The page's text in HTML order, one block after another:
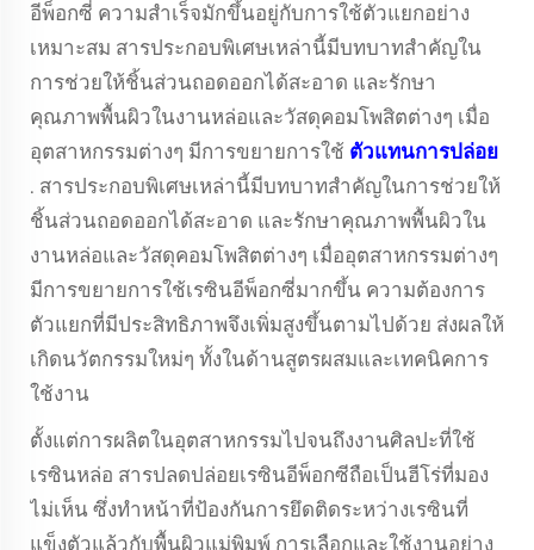
อีพ็อกซี่ ความสำเร็จมักขึ้นอยู่กับการใช้ตัวแยกอย่าง
เหมาะสม สารประกอบพิเศษเหล่านี้มีบทบาทสำคัญใน
การช่วยให้ชิ้นส่วนถอดออกได้สะอาด และรักษา
คุณภาพพื้นผิวในงานหล่อและวัสดุคอมโพสิตต่างๆ เมื่อ
อุตสาหกรรมต่างๆ มีการขยายการใช้ ตัวแทนการปล่อย
. สารประกอบพิเศษเหล่านี้มีบทบาทสำคัญในการช่วยให้
ชิ้นส่วนถอดออกได้สะอาด และรักษาคุณภาพพื้นผิวใน
งานหล่อและวัสดุคอมโพสิตต่างๆ เมื่ออุตสาหกรรมต่างๆ
มีการขยายการใช้เรซินอีพ็อกซี่มากขึ้น ความต้องการ
ตัวแยกที่มีประสิทธิภาพจึงเพิ่มสูงขึ้นตามไปด้วย ส่งผลให้
เกิดนวัตกรรมใหม่ๆ ทั้งในด้านสูตรผสมและเทคนิคการ
ใช้งาน
ตั้งแต่การผลิตในอุตสาหกรรมไปจนถึงงานศิลปะที่ใช้
เรซินหล่อ สารปลดปล่อยเรซินอีพ็อกซีถือเป็นฮีโร่ที่มอง
ไม่เห็น ซึ่งทำหน้าที่ป้องกันการยึดติดระหว่างเรซินที่
แข็งตัวแล้วกับพื้นผิวแม่พิมพ์ การเลือกและใช้งานอย่าง